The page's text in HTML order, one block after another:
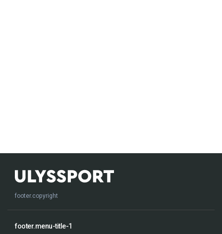
footer.copyright
footer.menu-title-1